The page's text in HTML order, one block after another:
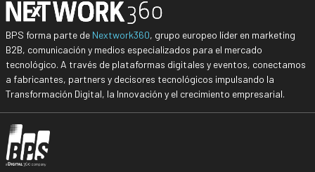
BPS forma parte de Nextwork360, grupo europeo líder en marketing
B2B, comunicación y medios especializados para el mercado
tecnológico. A través de plataformas digitales y eventos, conectamos
a fabricantes, partners y decisores tecnológicos impulsando la
Transformación Digital, la Innovación y el crecimiento empresarial.